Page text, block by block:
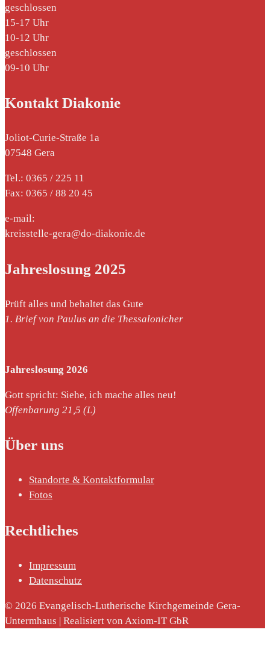
geschlossen
15-17 Uhr
10-12 Uhr
geschlossen
09-10 Uhr
Kontakt Diakonie
Joliot-Curie-Straße 1a
07548 Gera
Tel.: 0365 / 225 11
Fax: 0365 / 88 20 45
e-mail:
kreisstelle-gera@do-diakonie.de
Jahreslosung 2025
Prüft alles und behaltet das Gute
1. Brief von Paulus an die Thessalonicher
Jahreslosung 2026
Gott spricht: Siehe, ich mache alles neu!
Offenbarung 21,5 (L)
Über uns
Standorte & Kontaktformular
Fotos
Rechtliches
Impressum
Datenschutz
© 2026 Evangelisch-Lutherische Kirchgemeinde Gera-
Untermhaus | Realisiert von Axiom-IT GbR